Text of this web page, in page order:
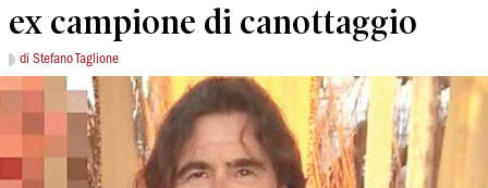
ex campione di canottaggio
di Stefano Taglione